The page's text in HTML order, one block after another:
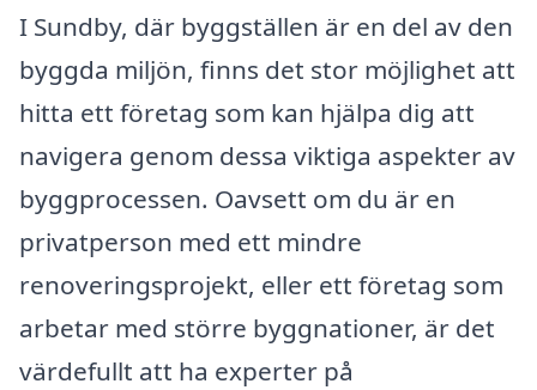
I Sundby, där byggställen är en del av den
byggda miljön, finns det stor möjlighet att
hitta ett företag som kan hjälpa dig att
navigera genom dessa viktiga aspekter av
byggprocessen. Oavsett om du är en
privatperson med ett mindre
renoveringsprojekt, eller ett företag som
arbetar med större byggnationer, är det
värdefullt att ha experter på